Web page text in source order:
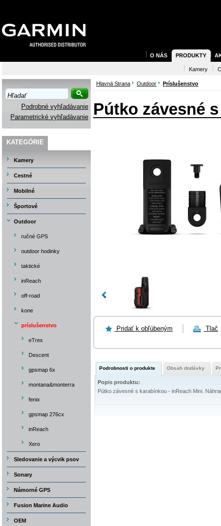
Hlavná Strana Outdoor Príslušenstvo
Pútko závesné
Pridať k obľúbeným Tlač
Podrobnosti o produkte Obsah dodávky
Popis produktu:
Pútko závesné s karabínkou - inReach Mini.
Podrobné vyhľadávanie
Parametrické vyhľadávanie
KATEGÓRIE
Kamery
Cestné
Mobilné
Športové
Outdoor
ručné GPS
outdoor hodinky
taktické
inReach
off-road
kone
príslušenstvo
eTrex
Descent
gpsmap 6x
montana&monterra
fenix
gpsmap 276cx
inReach
Xero
Sledovanie a výcvik psov
Sonary
Námorné GPS
Fusion Marine Audio
OEM
O NÁS PRODUKTY
Kamery